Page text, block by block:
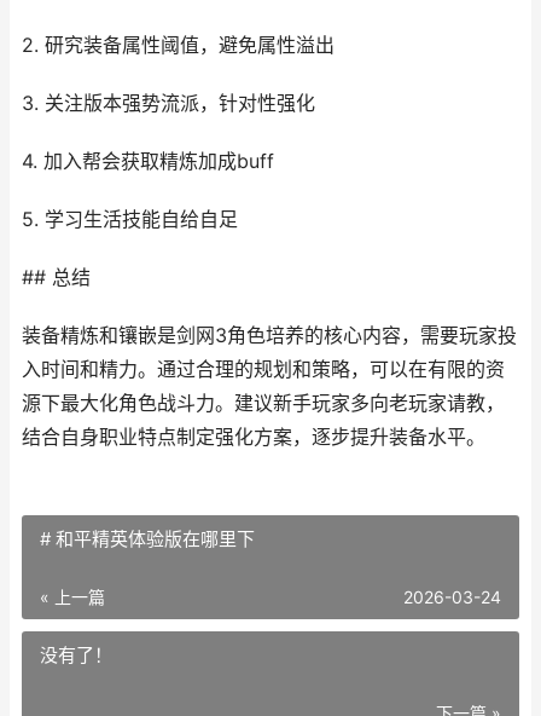
2. 研究装备属性阈值，避免属性溢出
3. 关注版本强势流派，针对性强化
4. 加入帮会获取精炼加成buff
5. 学习生活技能自给自足
## 总结
装备精炼和镶嵌是剑网3角色培养的核心内容，需要玩家投
入时间和精力。通过合理的规划和策略，可以在有限的资
源下最大化角色战斗力。建议新手玩家多向老玩家请教，
结合自身职业特点制定强化方案，逐步提升装备水平。
# 和平精英体验版在哪里下
« 上一篇 2026-03-24
没有了！